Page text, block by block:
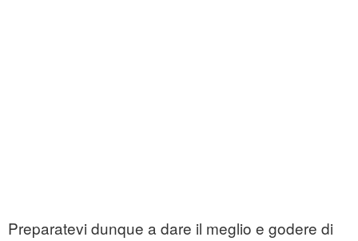
Preparatevi dunque a dare il meglio e godere di